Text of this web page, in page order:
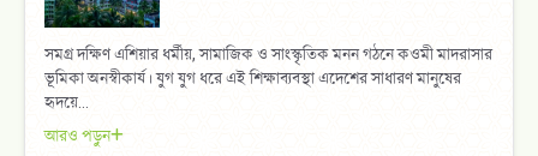
সমগ্র দক্ষিণ এশিয়ার ধর্মীয়, সামাজিক ও সাংস্কৃতিক মনন গঠনে কওমী মাদরাসার
ভূমিকা অনস্বীকার্য। যুগ যুগ ধরে এই শিক্ষাব্যবস্থা এদেশের সাধারণ মানুষের
হৃদয়ে...
আরও পড়ুন